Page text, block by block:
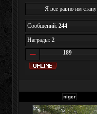
Я все равно им стану
Сообщений: 244
Награды: 2
189
niger